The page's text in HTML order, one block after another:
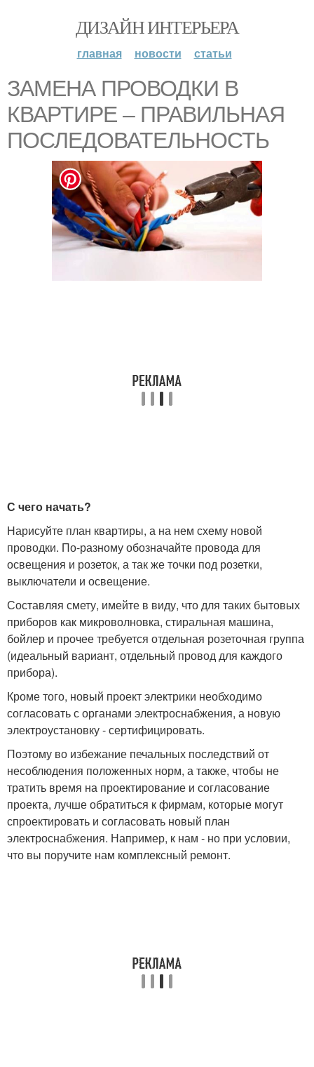
ДИЗАЙН ИНТЕРЬЕРА
главная новости статьи
ЗАМЕНА ПРОВОДКИ В
КВАРТИРЕ – ПРАВИЛЬНАЯ
ПОСЛЕДОВАТЕЛЬНОСТЬ
С чего начать?
Нарисуйте план квартиры, а на нем схему новой
проводки. По-разному обозначайте провода для
освещения и розеток, а так же точки под розетки,
выключатели и освещение.
Составляя смету, имейте в виду, что для таких бытовых
приборов как микроволновка, стиральная машина,
бойлер и прочее требуется отдельная розеточная группа
(идеальный вариант, отдельный провод для каждого
прибора).
Кроме того, новый проект электрики необходимо
согласовать с органами электроснабжения, а новую
электроустановку - сертифицировать.
Поэтому во избежание печальных последствий от
несоблюдения положенных норм, а также, чтобы не
тратить время на проектирование и согласование
проекта, лучше обратиться к фирмам, которые могут
спроектировать и согласовать новый план
электроснабжения. Например, к нам - но при условии,
что вы поручите нам комплексный ремонт.